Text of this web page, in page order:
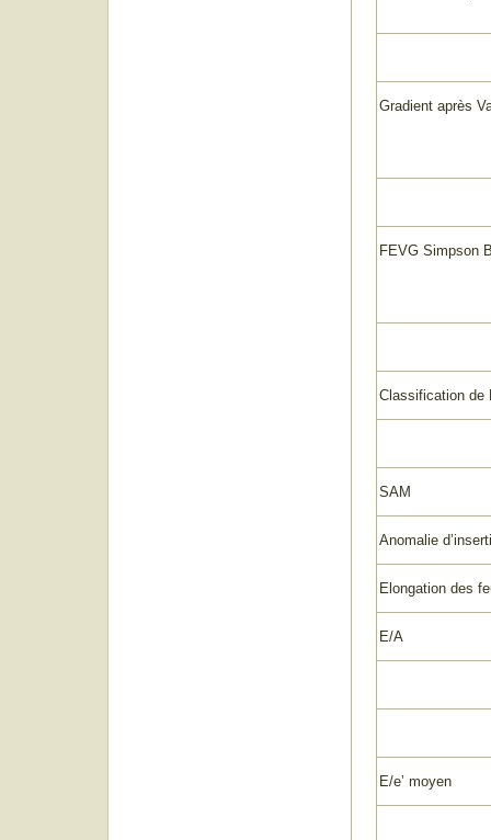
Gradient après
FEVG Simpson
Classification de
SAM
Anomalie
Elongation des
E/A
E/e’ moyen